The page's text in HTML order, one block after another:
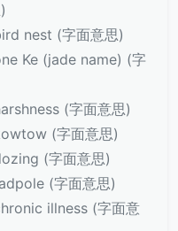
nest (字面意思)
Ke (jade name) (字
(字面意思)
(字面意思)
(字面意思)
(字面意思)
illness (字面意